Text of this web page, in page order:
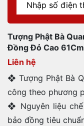
Tượng Phật Bà
Đồng Đỏ Cao 61Cm
Liên hệ
❖ Tượng Phật Bà
công theo phương
❖ Nguyên liệu
bảo đồng tiêu